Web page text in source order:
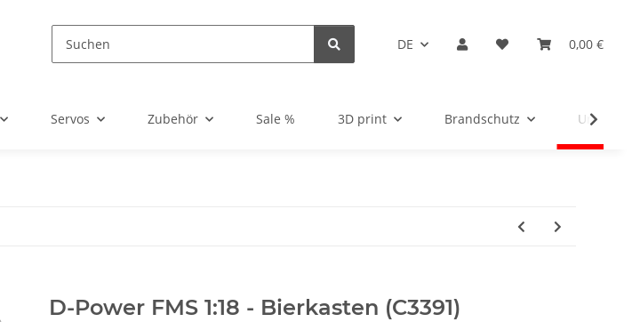
DE 0,00 €
Servos Zubehör Sale % 3D print Brandschutz
D-Power FMS 1:18 - Bierkasten (C3391)